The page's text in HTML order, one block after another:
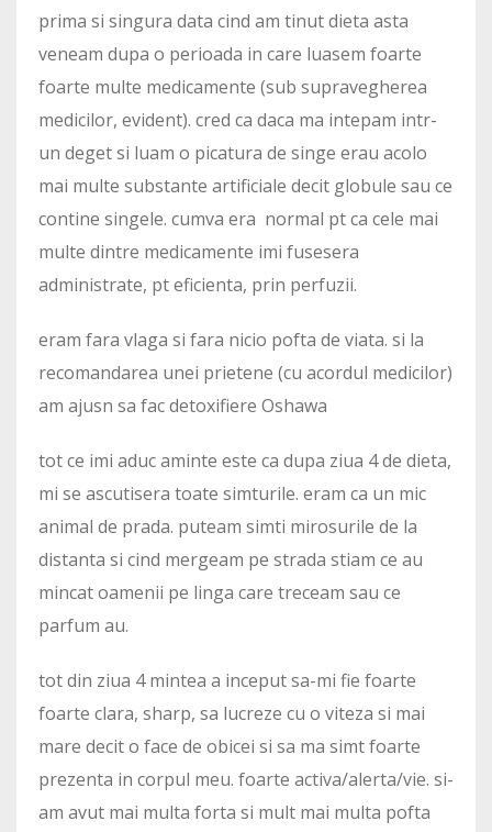
prima si singura data cind am tinut dieta asta
veneam dupa o perioada in care luasem foarte
foarte multe medicamente (sub supravegherea
medicilor, evident). cred ca daca ma intepam intr-
un deget si luam o picatura de singe erau acolo
mai multe substante artificiale decit globule sau ce
contine singele. cumva era normal pt ca cele mai
multe dintre medicamente imi fusesera
administrate, pt eficienta, prin perfuzii.
eram fara vlaga si fara nicio pofta de viata. si la
recomandarea unei prietene (cu acordul medicilor)
am ajusn sa fac detoxifiere Oshawa
tot ce imi aduc aminte este ca dupa ziua 4 de dieta,
mi se ascutisera toate simturile. eram ca un mic
animal de prada. puteam simti mirosurile de la
distanta si cind mergeam pe strada stiam ce au
mincat oamenii pe linga care treceam sau ce
parfum au.
tot din ziua 4 mintea a inceput sa-mi fie foarte
foarte clara, sharp, sa lucreze cu o viteza si mai
mare decit o face de obicei si sa ma simt foarte
prezenta in corpul meu. foarte activa/alerta/vie. si-
am avut mai multa forta si mult mai multa pofta